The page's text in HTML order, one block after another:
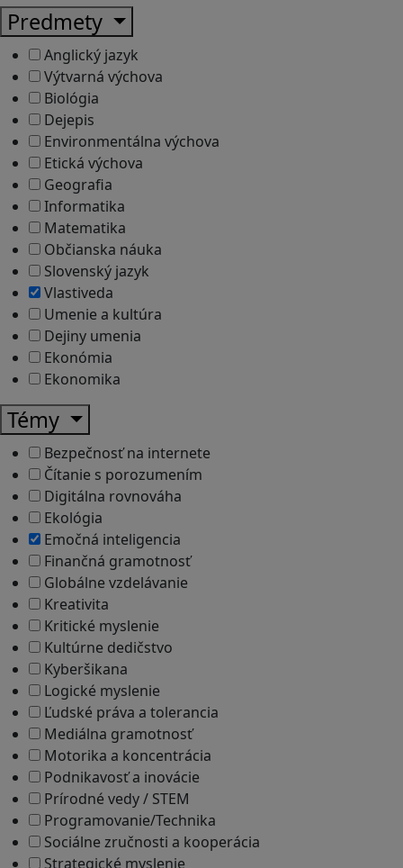
Predmety
Anglický jazyk
Výtvarná výchova
Biológia
Dejepis
Environmentálna výchova
Etická výchova
Geografia
Informatika
Matematika
Občianska náuka
Slovenský jazyk
Vlastiveda
Umenie a kultúra
Dejiny umenia
Ekonómia
Ekonomika
Témy
Bezpečnosť na internete
Čítanie s porozumením
Digitálna rovnováha
Ekológia
Emočná inteligencia
Finančná gramotnosť
Globálne vzdelávanie
Kreativita
Kritické myslenie
Kultúrne dedičstvo
Kyberšikana
Logické myslenie
Ľudské práva a tolerancia
Mediálna gramotnosť
Motorika a koncentrácia
Podnikavosť a inovácie
Prírodné vedy / STEM
Programovanie/Technika
Sociálne zručnosti a kooperácia
Strategické myslenie